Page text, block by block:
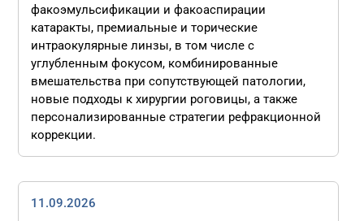
факоэмульсификации и факоаспирации
катаракты, премиальные и торические
интраокулярные линзы, в том числе с
углубленным фокусом, комбинированные
вмешательства при сопутствующей патологии,
новые подходы к хирургии роговицы, а также
персонализированные стратегии рефракционной
коррекции.
11.09.2026